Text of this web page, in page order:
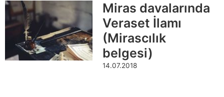
Miras davalarında
Veraset İlamı
(Mirascılık
belgesi)
14.07.2018